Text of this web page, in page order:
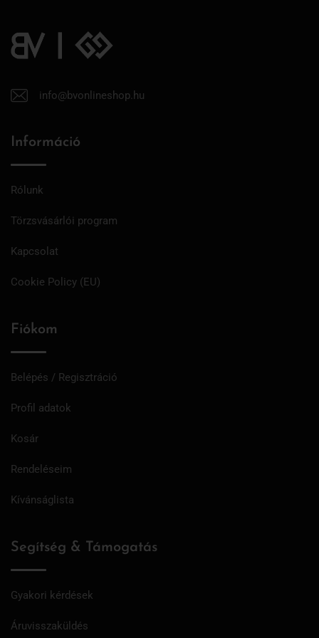
info@bvonlineshop.hu
Információ
Rólunk
Törzsvásárlói program
Kapcsolat
Cookie Policy (EU)
Fiókom
Belépés / Regisztráció
Profil adatok
Kosár
Rendeléseim
Kívánságlista
Segítség & Támogatás
Gyakori kérdések
Áruvisszaküldés